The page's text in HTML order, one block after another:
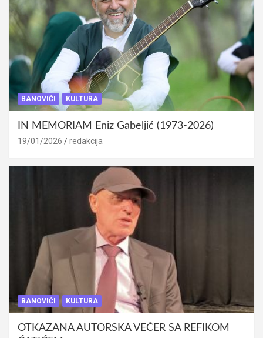
BANOVIĆI KULTURA
IN MEMORIAM Eniz Gabeljić (1973-2026)
19/01/2026 redakcija
BANOVIĆI KULTURA
OTKAZANA AUTORSKA VEČER SA REFIKOM